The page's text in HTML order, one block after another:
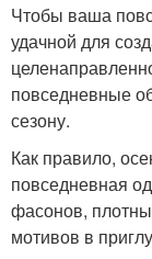
Чтобы ваша
удачной для
повседневные
сезону.
Как правило,
повседневная
фасонов,
мотивов в